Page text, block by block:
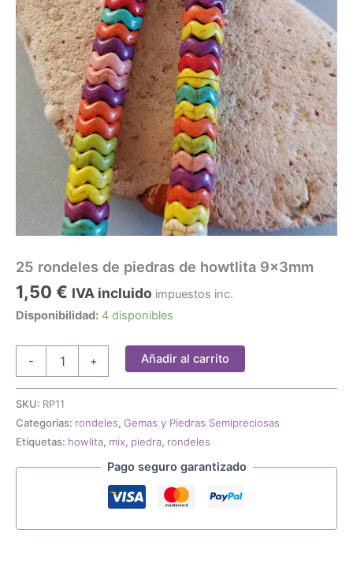
25 rondeles de piedras de howtlita 9x3mm
1,50 € IVA incluido impuestos inc.
Disponibilidad: 4 disponibles
-
piedras
howtlita
9x3mm
+ Añadir al carrito
SKU: RP11
Categorías: rondeles, Gemas y Piedras Semipreciosas
Etiquetas: howlita, mix, piedra, rondeles
Pago seguro garantizado